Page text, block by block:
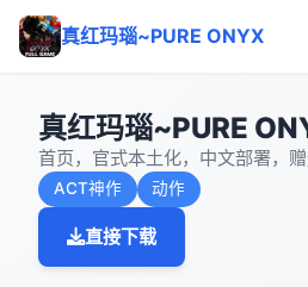
真红玛瑙~PURE ONYX
真红玛瑙~PURE
首页，官式本土化，中文部署，
ACT神作 动作
直接下载